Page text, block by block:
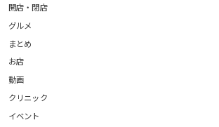
開店・閉店
グルメ
まとめ
お店
動画
クリニック
イベント